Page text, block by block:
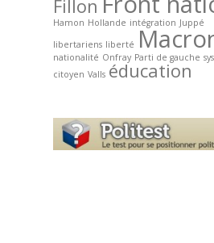
Fillon
Hamon Hollande intégration Juppé
libertariens liberté
nationalité Onfray Parti de gauche
citoyen Valls éducation